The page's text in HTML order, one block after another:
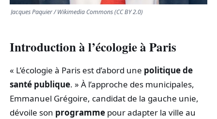
Jacques Paquier / Wikimedia Commons (CC BY 2.0)
Introduction à l’écologie à Paris
« L’écologie à Paris est d’abord une politique de
santé publique. » À l’approche des municipales,
Emmanuel Grégoire, candidat de la gauche unie,
dévoile son programme pour adapter la ville au